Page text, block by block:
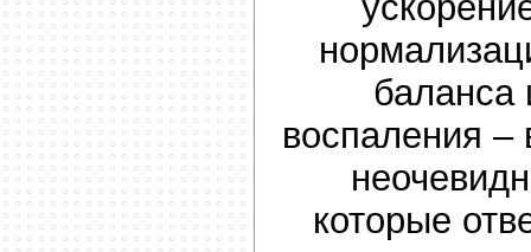
баланса
воспаления –
которые